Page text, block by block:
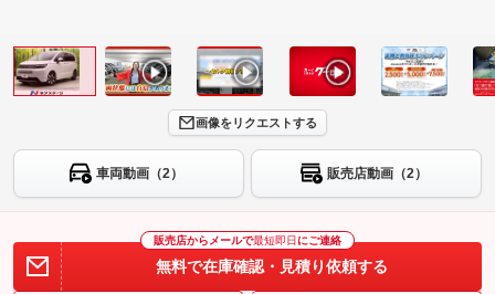
画像をリクエストする
車両動画（2） 販売店動画（2）
販売店からメールで最短即日 にご連絡
無料で在庫確認・見積り依頼する